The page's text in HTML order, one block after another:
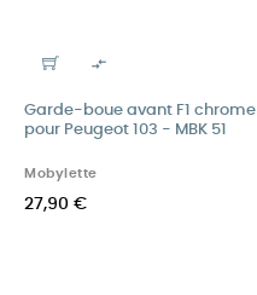

Garde-boue avant F1 chrome
pour Peugeot 103 - MBK 51
Mobylette
27,90 €